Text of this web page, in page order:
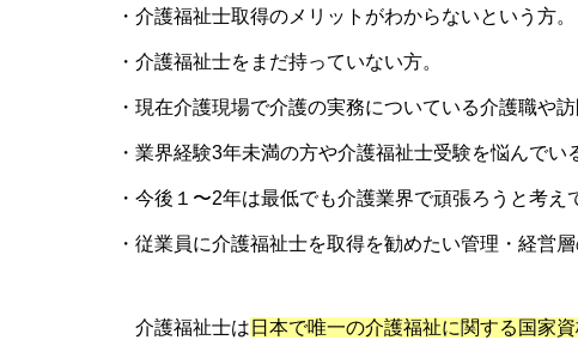
・介護福祉士取得のメリットがわからないという方。
・介護福祉士をまだ持っていない方。
・現在介護現場で介護の実務についている介護職や訪
・業界経験3年未満の方や介護福祉士受験を悩んでい
・今後１〜2年は最低でも介護業界で頑張ろうと考え
・従業員に介護福祉士を取得を勧めたい管理・経営層
介護福祉士は 日本で唯一の介護福祉に関する国家